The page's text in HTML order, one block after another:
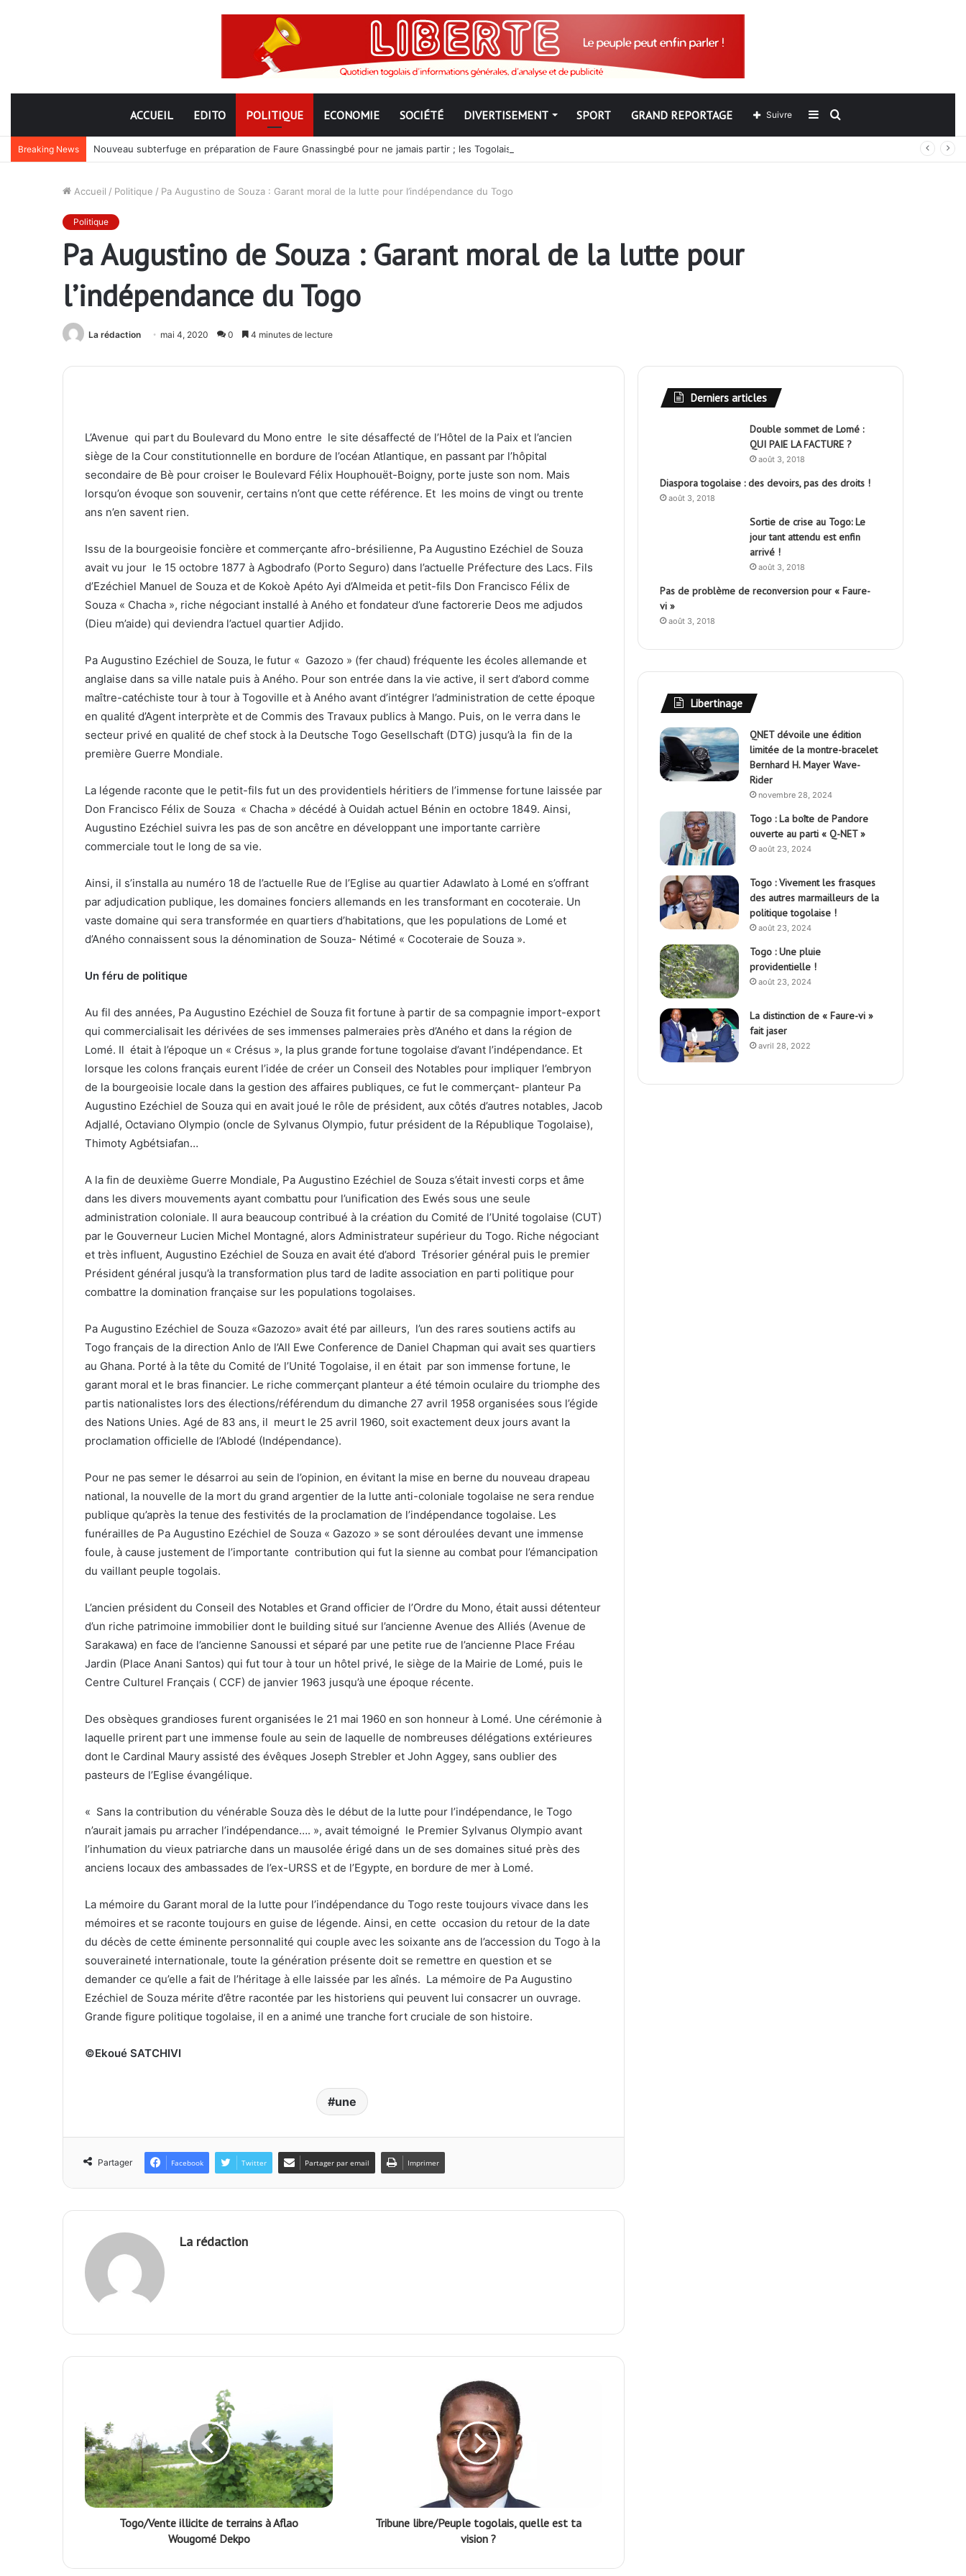
ACCUEIL EDITO POLITIQUE ECONOMIE SOCIÉTÉ DIVERTISEMENT SPORT GRAND REPORTAGE Rechercher
Sidebar
(barre
Suivre
Breaking News Nouveau subterfuge en préparation de Faure Gnassingbé pour ne jamais partir ; les Togolais disent non et sont vent debout
Accueil / Politique / Pa Augustino de Souza : Garant moral de la lutte pour l’indépendance du Togo
Politique
Pa Augustino de Souza : Garant moral de la lutte pour
l’indépendance du Togo
La rédaction mai 4, 2020 0 4 minutes de lecture
L’Avenue qui part du Boulevard du Mono entre le site désaffecté de l’Hôtel de la Paix et l’ancien
siège de la Cour constitutionnelle en bordure de l’océan Atlantique, en passant par l’hôpital
secondaire de Bè pour croiser le Boulevard Félix Houphouët-Boigny, porte juste son nom. Mais
lorsqu’on évoque son souvenir, certains n’ont que cette référence. Et les moins de vingt ou trente
ans n’en savent rien.
Issu de la bourgeoisie foncière et commerçante afro-brésilienne, Pa Augustino Ezéchiel de Souza
avait vu jour le 15 octobre 1877 à Agbodrafo (Porto Seguro) dans l’actuelle Préfecture des Lacs. Fils
d’Ezéchiel Manuel de Souza et de Kokoè Apéto Ayi d’Almeida et petit-fils Don Francisco Félix de
Souza « Chacha », riche négociant installé à Aného et fondateur d’une factorerie Deos me adjudos
(Dieu m’aide) qui deviendra l’actuel quartier Adjido.
Pa Augustino Ezéchiel de Souza, le futur « Gazozo » (fer chaud) fréquente les écoles allemande et
anglaise dans sa ville natale puis à Aného. Pour son entrée dans la vie active, il sert d’abord comme
maître-catéchiste tour à tour à Togoville et à Aného avant d’intégrer l’administration de cette époque
en qualité d’Agent interprète et de Commis des Travaux publics à Mango. Puis, on le verra dans le
secteur privé en qualité de chef stock à la Deutsche Togo Gesellschaft (DTG) jusqu’à la fin de la
première Guerre Mondiale.
La légende raconte que le petit-fils fut un des providentiels héritiers de l’immense fortune laissée par
Don Francisco Félix de Souza « Chacha » décédé à Ouidah actuel Bénin en octobre 1849. Ainsi,
Augustino Ezéchiel suivra les pas de son ancêtre en développant une importante carrière
commerciale tout le long de sa vie.
Ainsi, il s’installa au numéro 18 de l’actuelle Rue de l’Eglise au quartier Adawlato à Lomé en s’offrant
par adjudication publique, les domaines fonciers allemands en les transformant en cocoteraie. Un
vaste domaine qui sera transformée en quartiers d’habitations, que les populations de Lomé et
d’Aného connaissent sous la dénomination de Souza- Nétimé « Cocoteraie de Souza ».
Un féru de politique
Au fil des années, Pa Augustino Ezéchiel de Souza fit fortune à partir de sa compagnie import-export
qui commercialisait les dérivées de ses immenses palmeraies près d’Aného et dans la région de
Lomé. Il était à l’époque un « Crésus », la plus grande fortune togolaise d’avant l’indépendance. Et
lorsque les colons français eurent l’idée de créer un Conseil des Notables pour impliquer l’embryon
de la bourgeoisie locale dans la gestion des affaires publiques, ce fut le commerçant- planteur Pa
Augustino Ezéchiel de Souza qui en avait joué le rôle de président, aux côtés d’autres notables, Jacob
Adjallé, Octaviano Olympio (oncle de Sylvanus Olympio, futur président de la République Togolaise),
Thimoty Agbétsiafan…
A la fin de deuxième Guerre Mondiale, Pa Augustino Ezéchiel de Souza s’était investi corps et âme
dans les divers mouvements ayant combattu pour l’unification des Ewés sous une seule
administration coloniale. Il aura beaucoup contribué à la création du Comité de l’Unité togolaise (CUT)
par le Gouverneur Lucien Michel Montagné, alors Administrateur supérieur du Togo. Riche négociant
et très influent, Augustino Ezéchiel de Souza en avait été d’abord Trésorier général puis le premier
Président général jusqu’à la transformation plus tard de ladite association en parti politique pour
combattre la domination française sur les populations togolaises.
Pa Augustino Ezéchiel de Souza «Gazozo» avait été par ailleurs, l’un des rares soutiens actifs au
Togo français de la direction Anlo de l’All Ewe Conference de Daniel Chapman qui avait ses quartiers
au Ghana. Porté à la tête du Comité de l’Unité Togolaise, il en était par son immense fortune, le
garant moral et le bras financier. Le riche commerçant planteur a été témoin oculaire du triomphe des
partis nationalistes lors des élections/référendum du dimanche 27 avril 1958 organisées sous l’égide
des Nations Unies. Agé de 83 ans, il meurt le 25 avril 1960, soit exactement deux jours avant la
proclamation officielle de l’Ablodé (Indépendance).
Pour ne pas semer le désarroi au sein de l’opinion, en évitant la mise en berne du nouveau drapeau
national, la nouvelle de la mort du grand argentier de la lutte anti-coloniale togolaise ne sera rendue
publique qu’après la tenue des festivités de la proclamation de l’indépendance togolaise. Les
funérailles de Pa Augustino Ezéchiel de Souza « Gazozo » se sont déroulées devant une immense
foule, à cause justement de l’importante contribution qui fut la sienne au combat pour l’émancipation
du vaillant peuple togolais.
L’ancien président du Conseil des Notables et Grand officier de l’Ordre du Mono, était aussi détenteur
d’un riche patrimoine immobilier dont le building situé sur l’ancienne Avenue des Alliés (Avenue de
Sarakawa) en face de l’ancienne Sanoussi et séparé par une petite rue de l’ancienne Place Fréau
Jardin (Place Anani Santos) qui fut tour à tour un hôtel privé, le siège de la Mairie de Lomé, puis le
Centre Culturel Français ( CCF) de janvier 1963 jusqu’à une époque récente.
Des obsèques grandioses furent organisées le 21 mai 1960 en son honneur à Lomé. Une cérémonie à
laquelle prirent part une immense foule au sein de laquelle de nombreuses délégations extérieures
dont le Cardinal Maury assisté des évêques Joseph Strebler et John Aggey, sans oublier des
pasteurs de l’Eglise évangélique.
« Sans la contribution du vénérable Souza dès le début de la lutte pour l’indépendance, le Togo
n’aurait jamais pu arracher l’indépendance…. », avait témoigné le Premier Sylvanus Olympio avant
l’inhumation du vieux patriarche dans un mausolée érigé dans un de ses domaines situé près des
anciens locaux des ambassades de l’ex-URSS et de l’Egypte, en bordure de mer à Lomé.
La mémoire du Garant moral de la lutte pour l’indépendance du Togo reste toujours vivace dans les
mémoires et se raconte toujours en guise de légende. Ainsi, en cette occasion du retour de la date
du décès de cette éminente personnalité qui couple avec les soixante ans de l’accession du Togo à la
souveraineté internationale, toute la génération présente doit se remettre en question et se
demander ce qu’elle a fait de l’héritage à elle laissée par les aînés. La mémoire de Pa Augustino
Ezéchiel de Souza mérite d’être racontée par les historiens qui peuvent lui consacrer un ouvrage.
Grande figure politique togolaise, il en a animé une tranche fort cruciale de son histoire.
©Ekoué SATCHIVI
une
Partager Facebook Twitter Partager par email Imprimer
La rédaction
Togo/Vente illicite de terrains à Aflao
Wougomé Dekpo
Tribune libre/Peuple togolais, quelle est ta
vision ?
Derniers articles
Double sommet de Lomé :
QUI PAIE LA FACTURE ?
août 3, 2018
Diaspora togolaise : des devoirs, pas des droits !
août 3, 2018
Sortie de crise au Togo: Le
jour tant attendu est enfin
arrivé !
août 3, 2018
Pas de problème de reconversion pour « Faure-
vi »
août 3, 2018
Libertinage
QNET dévoile une édition
limitée de la montre-bracelet
Bernhard H. Mayer Wave-
Rider
novembre 28, 2024
Togo : La boîte de Pandore
ouverte au parti « Q-NET »
août 23, 2024
Togo : Vivement les frasques
des autres marmailleurs de la
politique togolaise !
août 23, 2024
Togo : Une pluie
providentielle !
août 23, 2024
La distinction de « Faure-vi »
fait jaser
avril 28, 2022